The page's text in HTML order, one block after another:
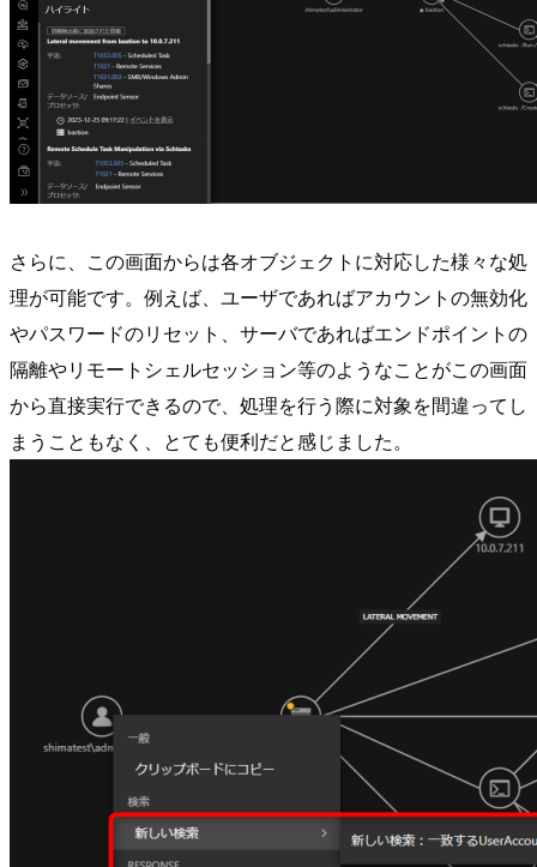
さらに、この画面からは各オブジェクトに対応した様々な処
理が可能です。例えば、ユーザであればアカウントの無効化
やパスワードのリセット、サーバであればエンドポイントの
隔離やリモートシェルセッション等のようなことがこの画面
から直接実行できるので、処理を行う際に対象を間違ってし
まうこともなく、とても便利だと感じました。